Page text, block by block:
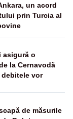
un acord
prin Turcia al
asigură o
la Cernavodă
vor
de măsurile